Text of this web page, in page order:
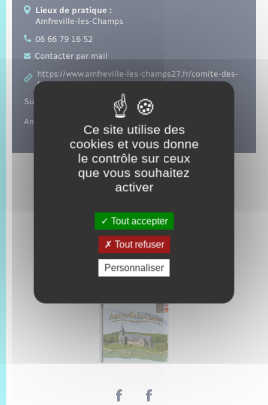
Lieux de pratique :
Amfreville-les-Champs
06 66 79 16 52
Contacter par mail
https://www.amfreville-les-champs27.fr/comite-des-
fetes/
Suivez-nous sur :
Animations de la commune.
Ce site utilise des
cookies et vous donne
le contrôle sur ceux
que vous souhaitez
activer
Tout accepter
Tout refuser
Personnaliser